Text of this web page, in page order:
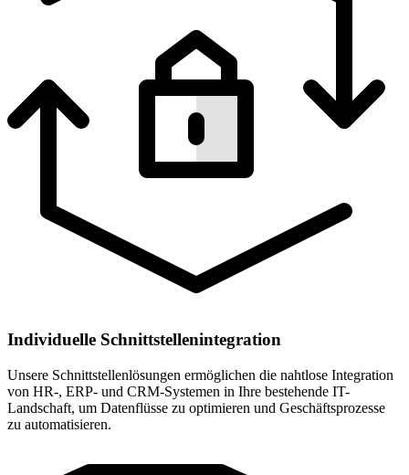
Individuelle Schnittstellenintegration
Unsere Schnittstellenlösungen ermöglichen die nahtlose Integration
von HR-, ERP- und CRM-Systemen in Ihre bestehende IT-
Landschaft, um Datenflüsse zu optimieren und Geschäftsprozesse
zu automatisieren.